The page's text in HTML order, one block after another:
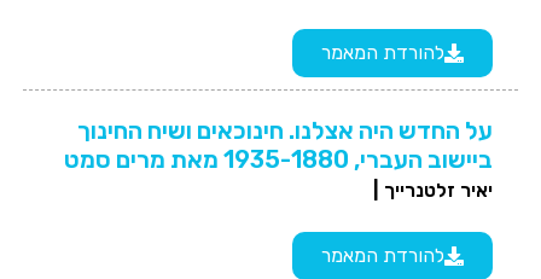
להורדת המאמר
על החדש היה אצלנו. חינוכאים ושיח החינוך
ביישוב העברי, 1935-1880 מאת מרים סמט
יאיר זלטנרייך |
להורדת המאמר